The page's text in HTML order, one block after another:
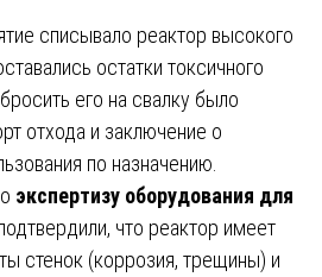
списывало реактор высокого
остатки токсичного
его на свалку было
отхода и заключение о
по назначению.
экспертизу оборудования для
что реактор имеет
стенок (коррозия, трещины) и